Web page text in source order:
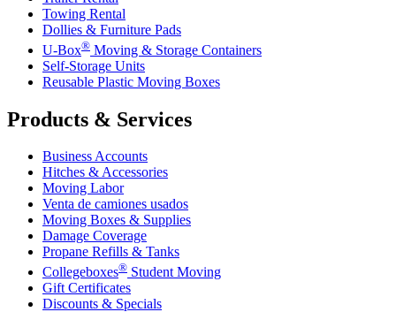
Towing Rental
Dollies & Furniture Pads
U-Box® Moving & Storage Containers
Self-Storage Units
Reusable Plastic Moving Boxes
Products & Services
Business Accounts
Hitches & Accessories
Moving Labor
Venta de camiones usados
Moving Boxes & Supplies
Damage Coverage
Propane Refills & Tanks
Collegeboxes® Student Moving
Gift Certificates
Discounts & Specials